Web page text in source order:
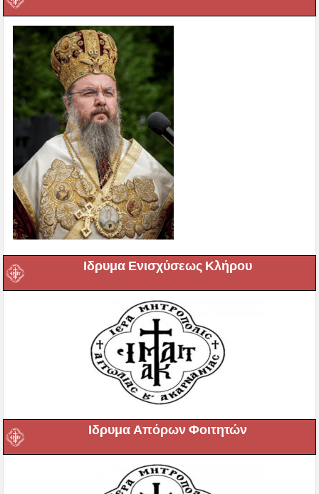
Ιδρυμα Ενισχύσεως Κλήρου
Ιδρυμα Απόρων Φοιτητών